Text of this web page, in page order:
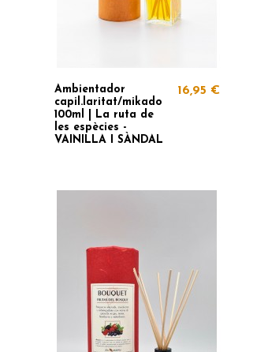
Ambientador
capil.laritat/mikado
100ml | La ruta de
les espècies -
VAINILLA I SÀNDAL
16,95 €